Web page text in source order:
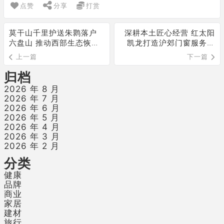
点赞 分享 打赏
莫干山千里护送朱鹮落户
六盘山 推动西部生态恢复
进程上一篇
深耕本土匠心经营 红太阳
凯龙打造沪郊门窗服务标
杆
下一篇
归档
2026 年 8 月
2026 年 7 月
2026 年 6 月
2026 年 5 月
2026 年 4 月
2026 年 3 月
2026 年 2 月
分类
健康
品牌
商业
家居
建材